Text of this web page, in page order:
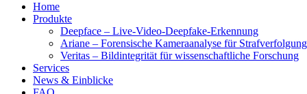
Home
Produkte
Deepface – Live-Video-Deepfake-Erkennung
Ariane – Forensische Kameraanalyse für
Veritas – Bildintegrität für wissenschaftliche Forschung
Services
News & Einblicke